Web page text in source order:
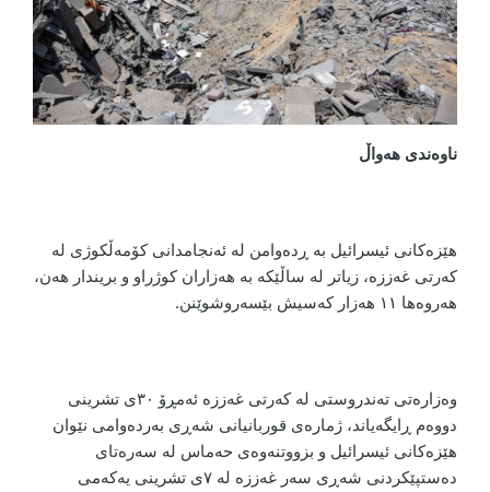
ناوەندی هەواڵ
هێزەکانی ئیسرائیل به ڕدەوامن له ئەنجامدانی کۆمەڵکوژی له
کەرتی غەززە، زیاتر له ساڵێکه به هەزاران کوژراو و بریندار هەن،
هەروەها ١١ هەزار کەسیش بێسەروشوێنن.
وەزارەتی تەندروستی لە کەرتی غەززە ئەمڕۆ ٣٠ی تشرینی
دووەم ڕایگەیاند، ژمارەی قوربانیانی شەڕی بەردەوامی نێوان
هێزەکانی ئیسرائیل و بزووتنەوەی حەماس لە سەرەتای
دەستپێکردنی شەڕی سەر غەززە لە ٧ی تشرینی یەکەمی